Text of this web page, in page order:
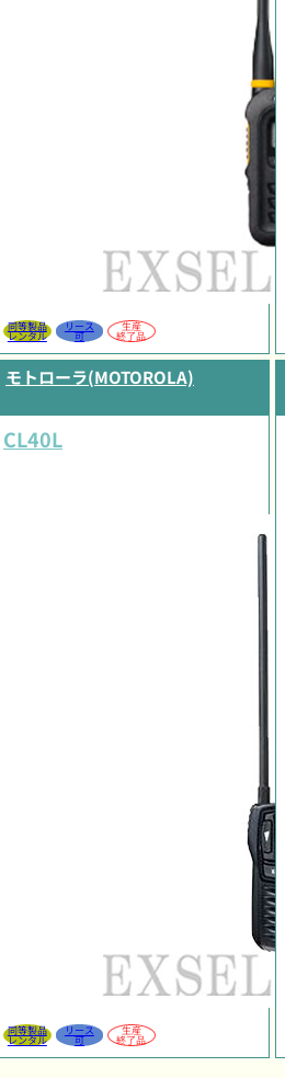
同等製品
レンタル
リース
可
生産
終了品
モトローラ(MOTOROLA)
CL40L
同等製品
レンタル
リース
可
生産
終了品